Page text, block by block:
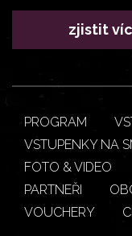
zjistit
PROGRAM
VSTUPENKY NA
FOTO & VIDEO
PARTNEŘI
VOUCHERY